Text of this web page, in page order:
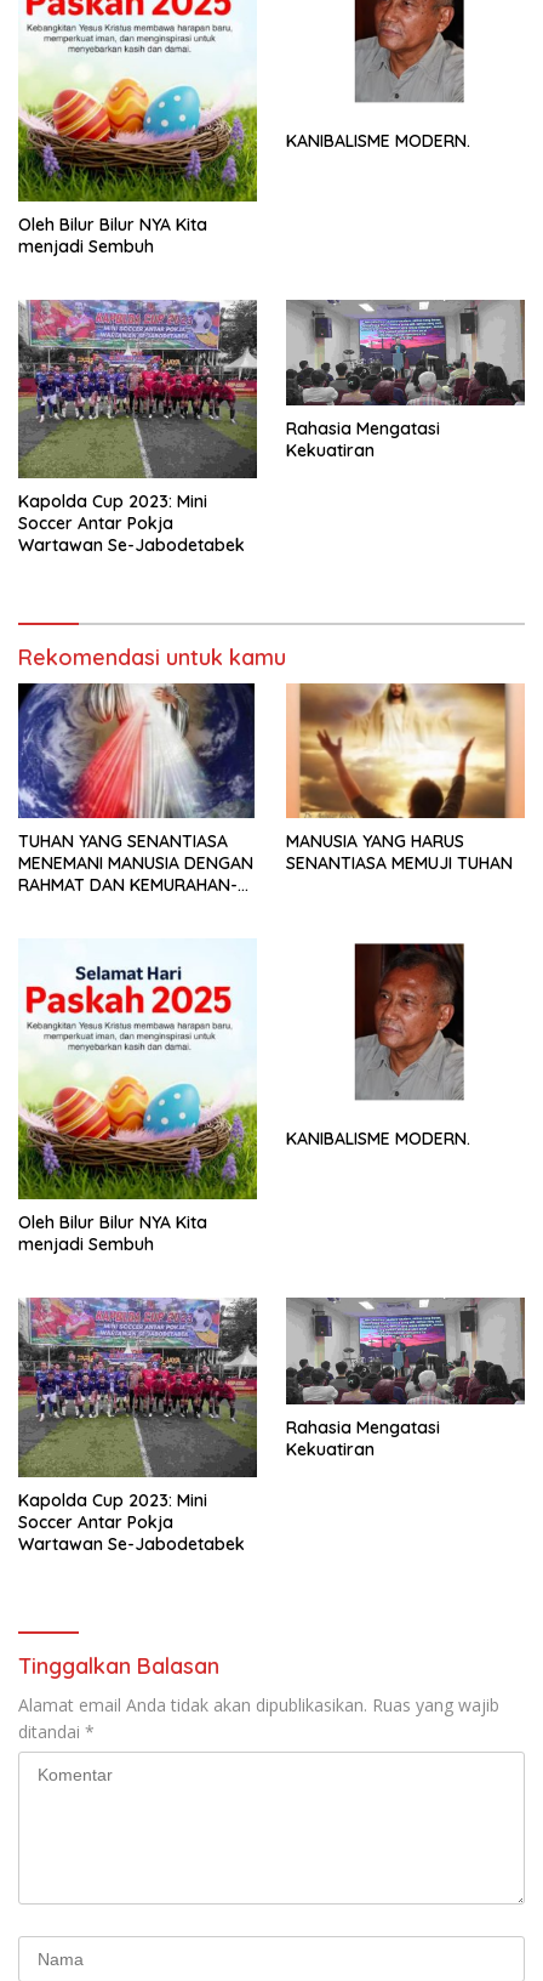
Oleh Bilur Bilur NYA Kita
menjadi Sembuh
KANIBALISME MODERN.
Kapolda Cup 2023: Mini
Soccer Antar Pokja
Wartawan Se-Jabodetabek
Rahasia Mengatasi
Kekuatiran
Rekomendasi untuk kamu
TUHAN YANG SENANTIASA
MENEMANI MANUSIA DENGAN
RAHMAT DAN KEMURAHAN-
MANUSIA YANG HARUS
SENANTIASA MEMUJI TUHAN
Oleh Bilur Bilur NYA Kita
menjadi Sembuh
KANIBALISME MODERN.
Kapolda Cup 2023: Mini
Soccer Antar Pokja
Wartawan Se-Jabodetabek
Rahasia Mengatasi
Kekuatiran
Tinggalkan Balasan
Alamat email Anda tidak akan dipublikasikan. Ruas yang wajib
ditandai *